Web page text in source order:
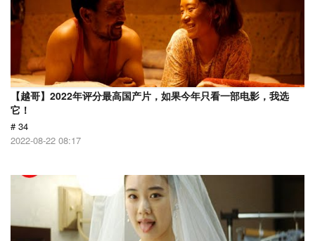
【越哥】2022年评分最高国产片，如果今年只看一部电影，我选
它！
# 34
2022-08-22 08:17